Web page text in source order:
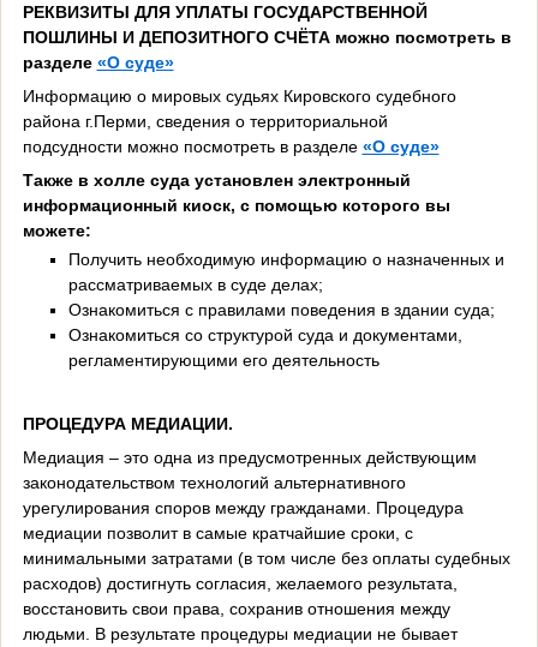
РЕКВИЗИТЫ ДЛЯ УПЛАТЫ ГОСУДАРСТВЕННОЙ
ПОШЛИНЫ И ДЕПОЗИТНОГО СЧЁТА можно посмотреть в
разделе «О суде»
Информацию о мировых судьях Кировского судебного
района г.Перми, сведения о территориальной
подсудности можно посмотреть в разделе «О суде»
Также в холле суда установлен электронный
информационный киоск, с помощью которого вы
можете:
Получить необходимую информацию о назначенных и
рассматриваемых в суде делах;
Ознакомиться с правилами поведения в здании суда;
Ознакомиться со структурой суда и документами,
регламентирующими его деятельность
ПРОЦЕДУРА МЕДИАЦИИ.
Медиация – это одна из предусмотренных действующим
законодательством технологий альтернативного
урегулирования споров между гражданами. Процедура
медиации позволит в самые кратчайшие сроки, с
минимальными затратами (в том числе без оплаты судебных
расходов) достигнуть согласия, желаемого результата,
восстановить свои права, сохранив отношения между
людьми. В результате процедуры медиации не бывает